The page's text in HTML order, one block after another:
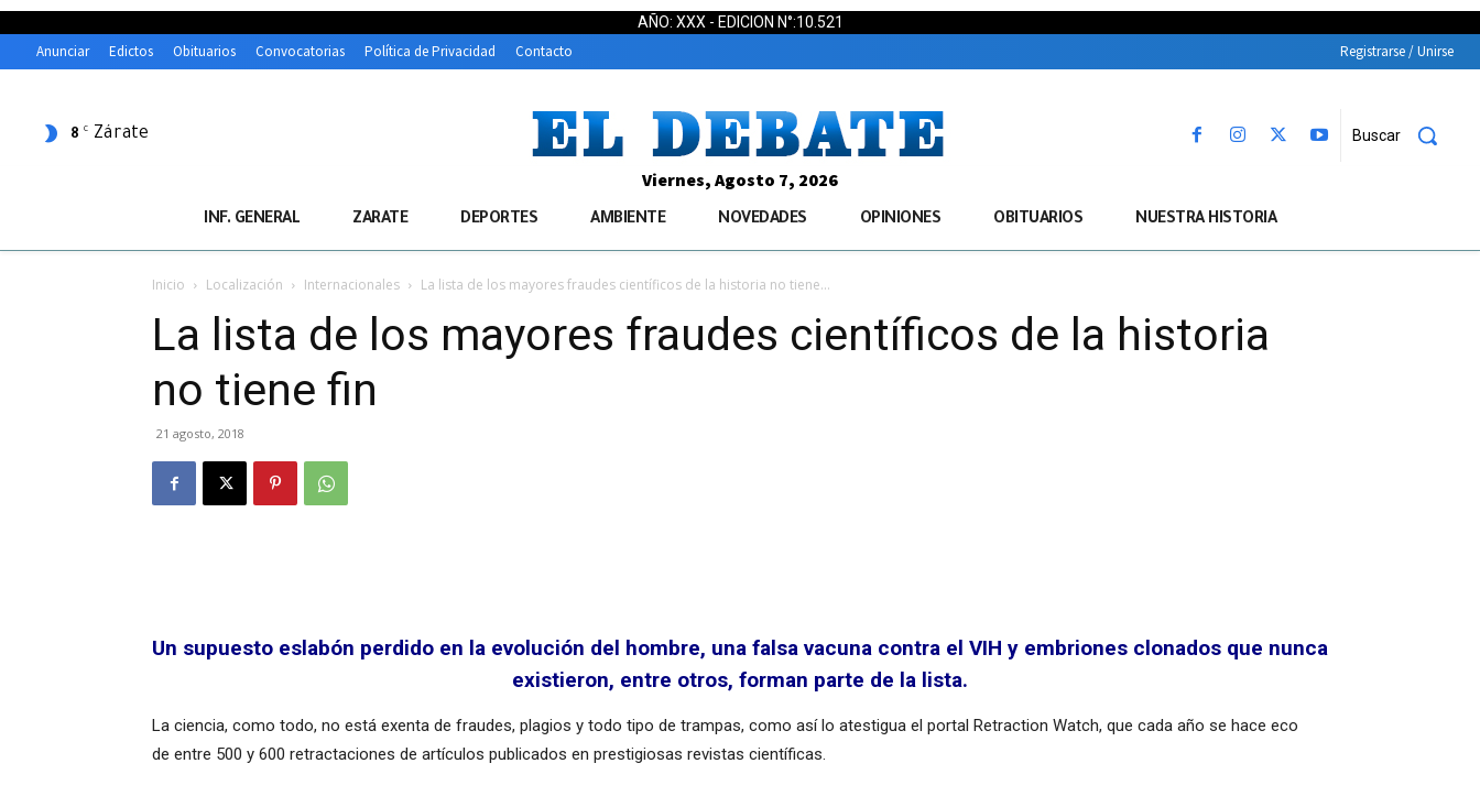
AÑO: XXX - EDICION N°:10.521
Anunciar Edictos Obituarios Convocatorias Política de Privacidad Contacto Registrarse / Unirse
8 C Zárate Buscar
Viernes, Agosto 7, 2026
INF. GENERAL ZARATE DEPORTES AMBIENTE NOVEDADES OPINIONES OBITUARIOS NUESTRA HISTORIA
Inicio Localización Internacionales La lista de los mayores fraudes científicos de la historia no tiene...
La lista de los mayores fraudes científicos de la historia
no tiene fin
21 agosto, 2018
Un supuesto eslabón perdido en la evolución del hombre, una falsa vacuna contra el VIH y embriones clonados que nunca
existieron, entre otros, forman parte de la lista.
La ciencia, como todo, no está exenta de fraudes, plagios y todo tipo de trampas, como así lo atestigua el portal Retraction Watch, que cada año se hace eco
de entre 500 y 600 retractaciones de artículos publicados en prestigiosas revistas científicas.